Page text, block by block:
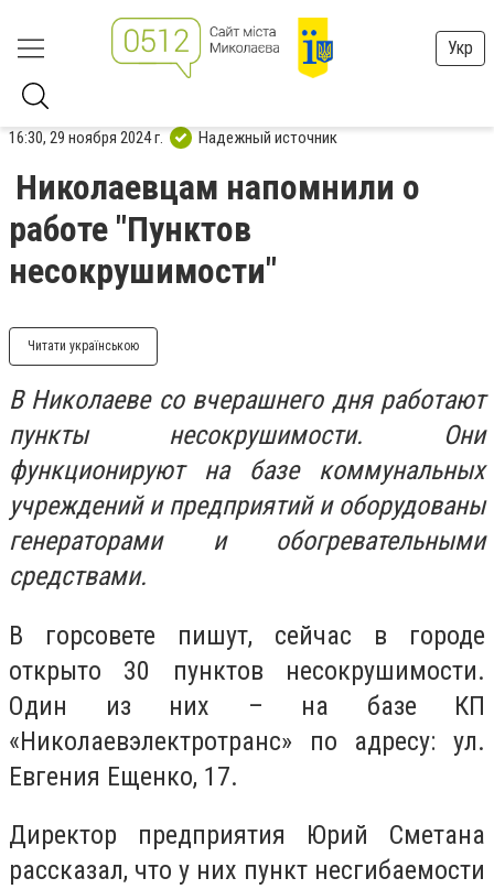
Укр
16:30, 29 ноября 2024 г. Надежный источник
Николаевцам напомнили о
работе "Пунктов
несокрушимости"
Читати українською
В Николаеве со вчерашнего дня работают
пункты несокрушимости. Они
функционируют на базе коммунальных
учреждений и предприятий и оборудованы
генераторами и обогревательными
средствами.
В горсовете пишут, сейчас в городе
открыто 30 пунктов несокрушимости.
Один из них – на базе КП
«Николаевэлектротранс» по адресу: ул.
Евгения Ещенко, 17.
Директор предприятия Юрий Сметана
рассказал, что у них пункт несгибаемости